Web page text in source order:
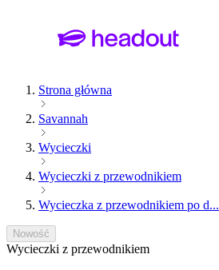
Strona główna
Savannah
Wycieczki
Wycieczki z przewodnikiem
Wycieczka z przewodnikiem po d...
Nowość
Wycieczki z przewodnikiem